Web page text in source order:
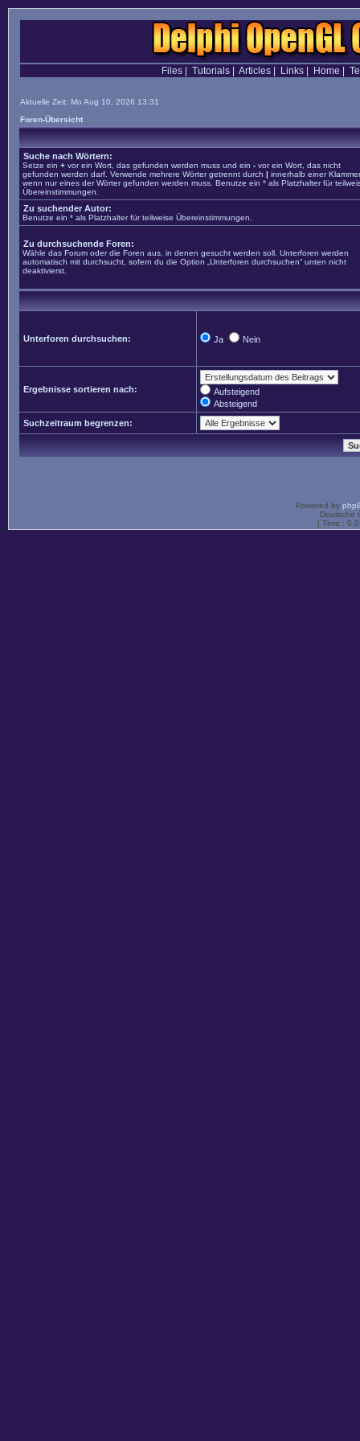
Files| Tutorials| Articles| Links| Home
Aktuelle Zeit: Mo Aug 10, 2026 13:31
Foren-Übersicht
Suche nach Wörtern:
Setze ein + vor ein Wort, das gefunden werden muss und ein - vor ein Wort, das nicht
gefunden werden darf. Verwende mehrere Wörter getrennt durch | innerhalb einer
wenn nur eines der Wörter gefunden werden muss. Benutze ein * als Platzhalter für
Übereinstimmungen.
Zu suchender Autor:
Benutze ein * als Platzhalter für teilweise Übereinstimmungen.
Zu durchsuchende Foren:
Wähle das Forum oder die Foren aus, in denen gesucht werden soll. Unterforen werden
automatisch mit durchsucht, sofern du die Option „Unterforen durchsuchen“ unten nicht
deaktivierst.
Unterforen durchsuchen: Ja Nein
Ergebnisse sortieren nach:
Aufsteigend
Absteigend
Suchzeitraum begrenzen:
Powered by
Deutsche
[ Time :